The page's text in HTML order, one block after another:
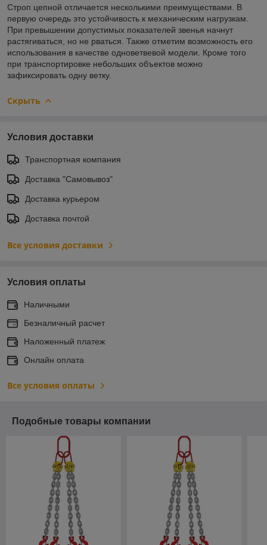
Строп цепной отличается несколькими преимуществами. В
первую очередь это устойчивость к механическим нагрузкам.
При превышении допустимых показателей звенья начнут
растягиваться, но не рваться. Также отметим возможность его
использования в качестве одноветвевой модели. Кроме того
при транспортировке небольших объектов можно
зафиксировать одну ветку.
Скрыть
Условия доставки
Транспортная компания
Доставка "Самовывоз"
Доставка курьером
Доставка почтой
Все условия доставки
Условия оплаты
Наличными
Безналичный расчет
Наложенный платеж
Онлайн оплата
Все условия оплаты
Подобные товары компании